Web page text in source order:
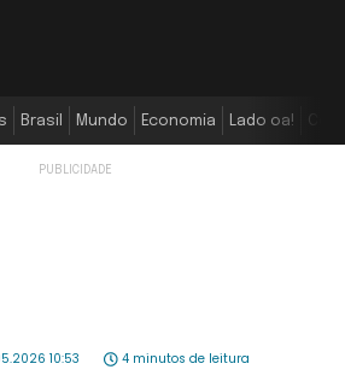
Brasil Mundo Economia Lado oa!
10:53 4 minutos de leitura